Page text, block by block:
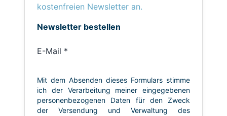
kostenfreien Newsletter an.